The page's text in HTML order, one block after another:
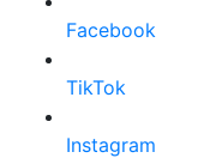
Facebook
TikTok
Instagram